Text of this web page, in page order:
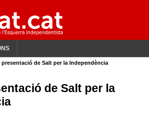
presentació de Salt per la Independència
de Salt per la